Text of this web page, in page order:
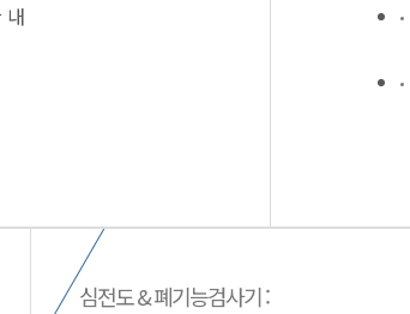
내
심전도 & 폐기능검사기 :